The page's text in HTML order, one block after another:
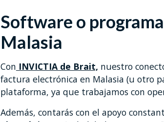
Software o
Malasia
Con INVICTIA de Brait, nuestro
factura electrónica en Malasia (u otro
plataforma, ya que trabajamos con
Además, contarás con el apoyo